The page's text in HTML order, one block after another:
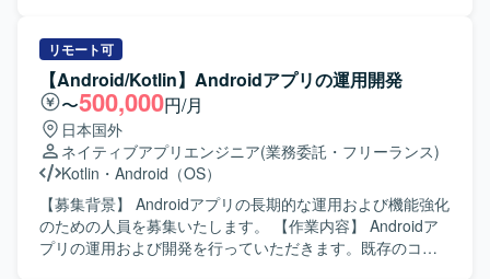
けネイティブアプリ開発環境にて、Kotlin/JavaおよびGitを
用いたチーム開発を行います。アーキテクチャはClean
Architectureを意識した構成となっている想定です。
イルアプリ開発を中心に、Kotlin を用いたBFF周辺の開発に
も関わっていただく想定です。生成AIを活用した開発プロ
セスを取り入れつつ、ビジネス側メンバーとコミュニケー
ションを取りながら要件の整理や仕様調整、実装、レビュ
ーを行っていただきます。スクラムベースのアジャイル開
発に参加し、定期的なリリースサイクルの中で設計から実
装、テスト、改善まで一連の工程に携わっていただきま
す。 【求める人物像】 チームメンバーやビジネス側と積極
的にコミュニケーションを取りながら、自ら課題を発見し
解決に向けて主体的に動ける方を求めております。新しい
リモート可
【Android/Kotlin】Androidアプリの運用開発
〜500,000円/月
日本国外
ネイティブアプリエンジニア(業務委託・フリーランス)
Kotlin ・ Android（OS）
【募集背景】 Androidアプリの長期的な運用および機能強化
のための人員を募集いたします。 【作業内容】 Androidア
プリの運用および開発を行っていただきます。既存のコー